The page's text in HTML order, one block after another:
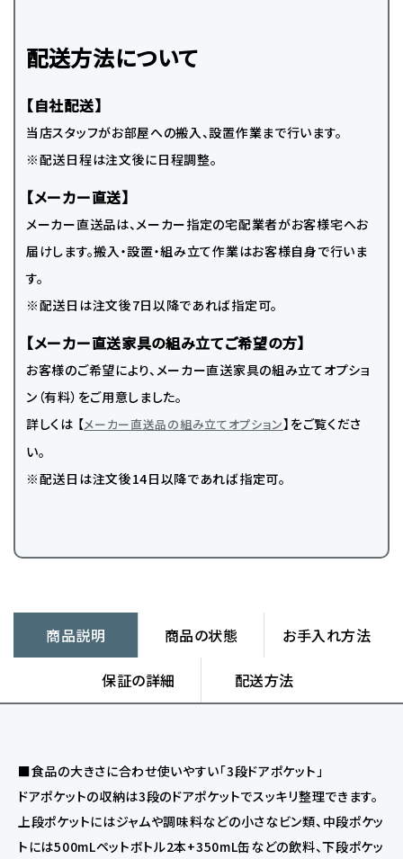
配送方法について
【自社配送】
当店スタッフがお部屋への搬入、設置作業まで行います。
※配送日程は注文後に日程調整。
【メーカー直送】
メーカー直送品は、メーカー指定の宅配業者がお客様宅へお
届けします。搬入・設置・組み立て作業はお客様自身で行いま
す。
※配送日は注文後7日以降であれば指定可。
【メーカー直送家具の組み立てご希望の方】
お客様のご希望により、メーカー直送家具の組み立てオプショ
ン（有料）をご用意しました。
詳しくは 【メーカー直送品の組み立てオプション】をご覧くださ
い。
※配送日は注文後14日以降であれば指定可。
商品説明 商品の状態 お手入れ方法
保証の詳細 配送方法
■食品の大きさに合わせ使いやすい「3段ドアポケット」
ドアポケットの収納は3段のドアポケットでスッキリ整理できます。
上段ポケットにはジャムや調味料などの小さなビン類、中段ポケッ
トには500mLペットボトル2本+350mL缶などの飲料、下段ポケッ